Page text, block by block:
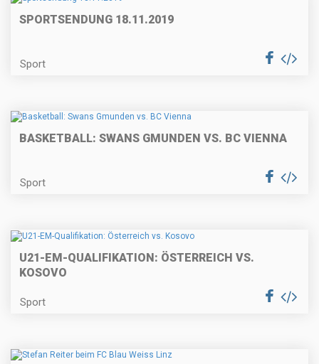
SPORTSENDUNG 18.11.2019
Sport
BASKETBALL: SWANS GMUNDEN VS. BC VIENNA
Sport
U21-EM-QUALIFIKATION: ÖSTERREICH VS.
KOSOVO
Sport